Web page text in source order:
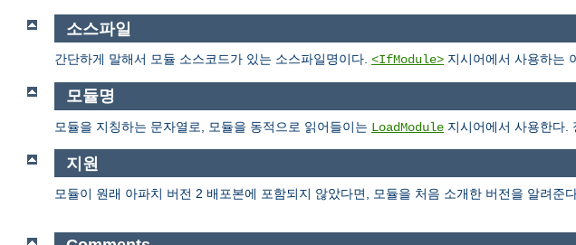
소스파일
간단하게 말해서 모듈 소스코드가 있는 소스파일명이다. <IfModule> 지시어에서 사용하는
모듈명
모듈을 지칭하는 문자열로, 모듈을 동적으로 읽어들이는 LoadModule 지시어에서 사용한다.
지원
모듈이 원래 아파치 버전 2 배포본에 포함되지 않았다면, 모듈을 처음 소개한 버전을 알려준